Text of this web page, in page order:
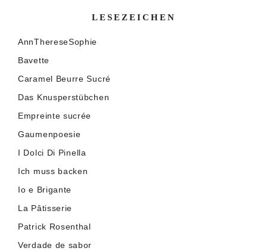
LESEZEICHEN
AnnThereseSophie
Bavette
Caramel Beurre Sucré
Das Knusperstübchen
Empreinte sucrée
Gaumenpoesie
I Dolci Di Pinella
Ich muss backen
Io e Brigante
La Pâtisserie
Patrick Rosenthal
Verdade de sabor